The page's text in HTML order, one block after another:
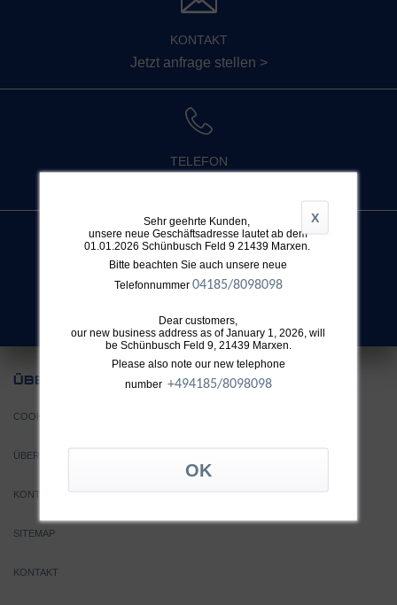
X
Sehr geehrte Kunden,
unsere neue Geschäftsadresse lautet ab dem
01.01.2026 Schünbusch Feld 9 21439 Marxen.
Bitte beachten Sie auch unsere neue
Telefonnummer 04185/8098098
Dear customers,
our new business address as of January 1, 2026, will
be Schünbusch Feld 9, 21439 Marxen.
Please also note our new telephone
number +494185/8098098
KONTAKT
Jetzt anfrage stellen >
TELEFON
SUCHE
ÜBER
COOKIE EINSTELLUNGEN
ÜBER TTH
KONTAKT
SITEMAP
KONTAKT